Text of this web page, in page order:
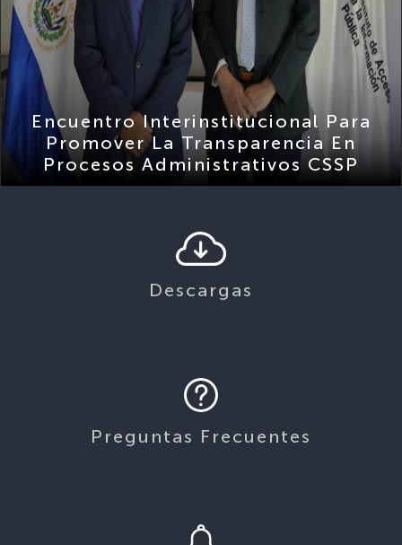
Encuentro Interinstitucional Para
Promover La Transparencia En
Procesos Administrativos CSSP
Descargas
Preguntas Frecuentes